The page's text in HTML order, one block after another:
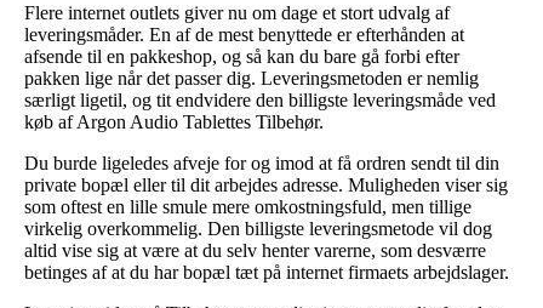
Flere internet outlets giver nu om dage et stort udvalg af
leveringsmåder. En af de mest benyttede er efterhånden at
afsende til en pakkeshop, og så kan du bare gå forbi efter
pakken lige når det passer dig. Leveringsmetoden er nemlig
særligt ligetil, og tit endvidere den billigste leveringsmåde ved
køb af Argon Audio Tablettes Tilbehør.
Du burde ligeledes afveje for og imod at få ordren sendt til din
private bopæl eller til dit arbejdes adresse. Muligheden viser sig
som oftest en lille smule mere omkostningsfuld, men tillige
virkelig overkommelig. Den billigste leveringsmetode vil dog
altid vise sig at være at du selv henter varerne, som desværre
betinges af at du har bopæl tæt på internet firmaets arbejdslager.